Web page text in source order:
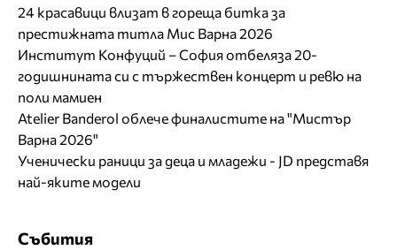
24 красавици влизат в гореща битка за
престижната титла Мис Варна 2026
Институт Конфуций – София отбеляза 20-
годишнината си с тържествен концерт и ревю на
поли мамиен
Atelier Banderol облече финалистите на "Мистър
Варна 2026"
Ученически раници за деца и младежи - JD представя
най-яките модели
Събития